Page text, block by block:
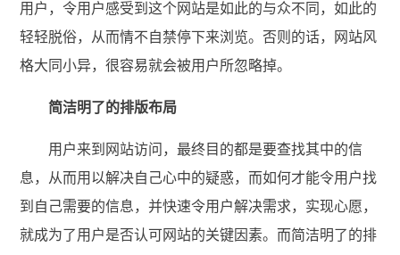
用户，令用户感受到这个网站是如此的与众不同，如此的
轻轻脱俗，从而情不自禁停下来浏览。否则的话，网站风
格大同小异，很容易就会被用户所忽略掉。
简洁明了的排版布局
用户来到网站访问，最终目的都是要查找其中的信
息，从而用以解决自己心中的疑惑，而如何才能令用户找
到自己需要的信息，并快速令用户解决需求，实现心愿，
就成为了用户是否认可网站的关键因素。而简洁明了的排